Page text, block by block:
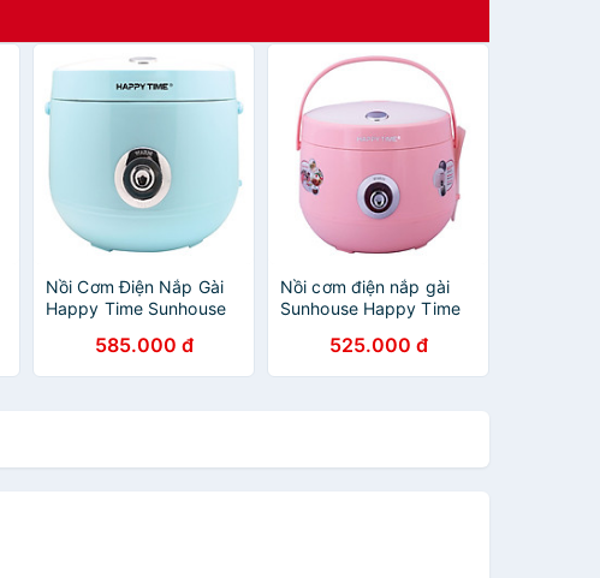
Nồi Cơm Điện Nắp Gài
Happy Time Sunhouse
Xanh - Hàng chính hãng
585.000 đ
Nồi cơm điện nắp gài
Sunhouse Happy Time
Hồng - Hàng chính hãng
525.000 đ